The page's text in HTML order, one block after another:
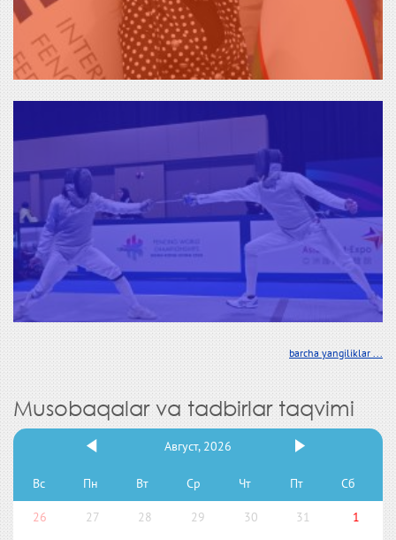
barcha yangiliklar ...
Musobaqalar va tadbirlar taqvimi
Август, 2026
Вс Пн Вт Ср Чт Пт Сб
26 27 28 29 30 31
1